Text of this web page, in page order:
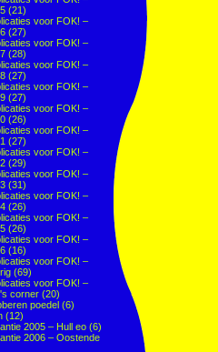
(21)
voor FOK! –
(27)
voor FOK! –
(28)
voor FOK! –
(27)
voor FOK! –
(27)
voor FOK! –
(26)
voor FOK! –
(27)
voor FOK! –
(29)
voor FOK! –
(31)
voor FOK! –
(26)
voor FOK! –
(26)
voor FOK! –
(16)
voor FOK! –
(69)
voor FOK! –
corner (20)
poedel (6)
(12)
2005 – Hull eo (6)
2006 – Oostende